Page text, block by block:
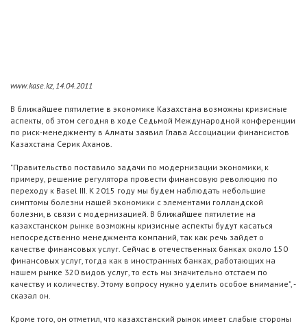
www.kase.kz, 14.04.2011
В ближайшее пятилетие в экономике Казахстана возможны кризисные
аспекты, об этом сегодня в ходе Седьмой Международной конференции
по риск-менеджменту в Алматы заявил Глава Ассоциации финансистов
Казахстана Серик Аханов.
"Правительство поставило задачи по модернизации экономики, к
примеру, решение регулятора провести финансовую революцию по
переходу к Basel III. К 2015 году мы будем наблюдать небольшие
симптомы болезни нашей экономики с элементами голландской
болезни, в связи с модернизацией. В ближайшее пятилетие на
казахстанском рынке возможны кризисные аспекты будут касаться
непосредственно менеджмента компаний, так как речь зайдет о
качестве финансовых услуг. Сейчас в отечественных банках около 150
финансовых услуг, тогда как в иностранных банках, работающих на
нашем рынке 320 видов услуг, то есть мы значительно отстаем по
качеству и количеству. Этому вопросу нужно уделить особое внимание", -
сказал он.
Кроме того, он отметил, что казахстанский рынок имеет слабые стороны